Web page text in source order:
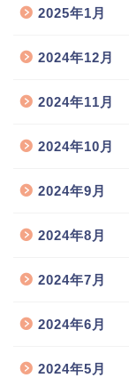
2025年1月
2024年12月
2024年11月
2024年10月
2024年9月
2024年8月
2024年7月
2024年6月
2024年5月